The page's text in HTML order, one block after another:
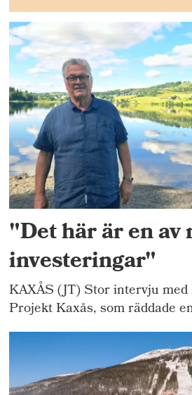
"Det här är en av
investeringar"
KAXÅS (JT) Stor intervju
Projekt Kaxås, som räddade